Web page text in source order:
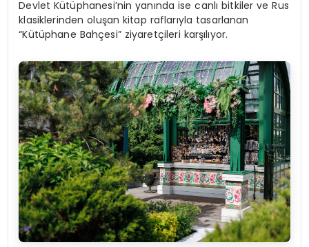
Devlet Kütüphanesi’nin yanında ise canlı bitkiler ve Rus
klasiklerinden oluşan kitap raflarıyla tasarlanan
“Kütüphane Bahçesi” ziyaretçileri karşılıyor.